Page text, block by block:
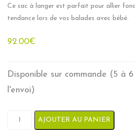
Ce sac à langer est parfait pour allier
tendance lors de vos balades avec bébé.
92.00€
Disponible sur commande (5 à
l'envoi)
quantité de Sac à Langer - Panda
AJOUTER AU PANIER